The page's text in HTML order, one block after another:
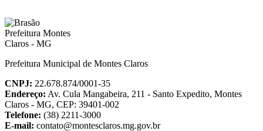
Prefeitura Municipal de Montes Claros
CNPJ: 22.678.874/0001-35
Endereço: Av. Cula Mangabeira, 211 - Santo Expedito, Montes
Claros - MG, CEP: 39401-002
Telefone: (38) 2211-3000
E-mail: contato@montesclaros.mg.gov.br